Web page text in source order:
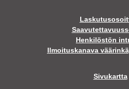
Henkilöstön
Ilmoituskanava
Sivukartta